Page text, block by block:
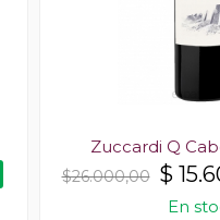
Zuccardi Q
$26.000,00 $
En